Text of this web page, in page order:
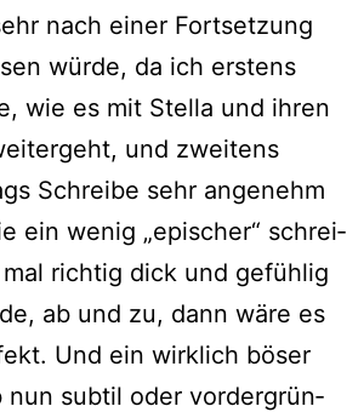
nach einer Fortsetzung
wür­de, da ich ers­tens
wie es mit Stella und ihren
und zwei­tens
Schreibe sehr ange­nehm
ein wenig „epi­scher“ schrei­
rich­tig dick und gefüh­lig
ab und zu, dann wäre es
Und ein wirk­lich böser
nun sub­til oder vor­der­grün­